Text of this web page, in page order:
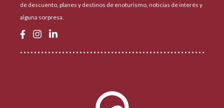
de descuento, planes y destinos de enoturismo, noticias de interés y
alguna sorpresa.